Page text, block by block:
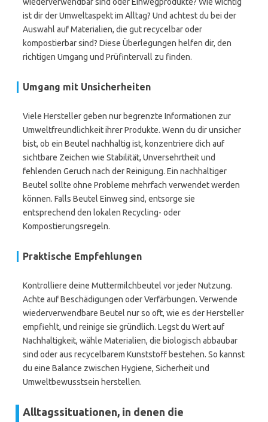
ist dir der Umweltaspekt im Alltag? Und achtest du bei der
Auswahl auf Materialien, die gut recycelbar oder
kompostierbar sind? Diese Überlegungen helfen dir, den
richtigen Umgang und Prüfintervall zu finden.
Umgang mit Unsicherheiten
Viele Hersteller geben nur begrenzte Informationen zur
Umweltfreundlichkeit ihrer Produkte. Wenn du dir unsicher
bist, ob ein Beutel nachhaltig ist, konzentriere dich auf
sichtbare Zeichen wie Stabilität, Unversehrtheit und
fehlenden Geruch nach der Reinigung. Ein nachhaltiger
Beutel sollte ohne Probleme mehrfach verwendet werden
können. Falls Beutel Einweg sind, entsorge sie
entsprechend den lokalen Recycling- oder
Kompostierungsregeln.
Praktische Empfehlungen
Kontrolliere deine Muttermilchbeutel vor jeder Nutzung.
Achte auf Beschädigungen oder Verfärbungen. Verwende
wiederverwendbare Beutel nur so oft, wie es der Hersteller
empfiehlt, und reinige sie gründlich. Legst du Wert auf
Nachhaltigkeit, wähle Materialien, die biologisch abbaubar
sind oder aus recycelbarem Kunststoff bestehen. So kannst
du eine Balance zwischen Hygiene, Sicherheit und
Umweltbewusstsein herstellen.
Alltagssituationen, in denen die